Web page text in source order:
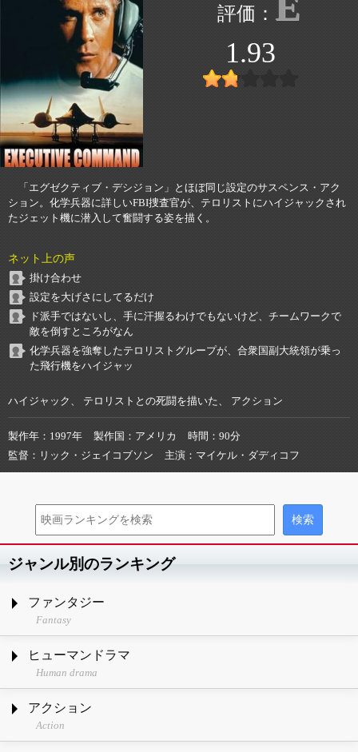
1.93
「エグゼクティブ・デシジョン」とほぼ同じ設定のサスペンス・アク
ション。化学兵器に詳しいFBI捜査官が、テロリストにハイジャックされ
たジェット機に潜入して奮闘する姿を描く。
ネット上の声
掛け合わせ
設定を大げさにしてるだけ
ド派手ではないし、手に汗握るわけでもないけど、チームワークで
敵を倒すところがなん
化学兵器を強奪したテロリストグループが、合衆国副大統領が乗っ
た飛行機をハイジャッ
ハイジャック、 テロリストとの死闘を描いた、 アクション
製作年 1997年 製作国 アメリカ 時間
90分
監督
リック・ジェイコブソン 主演 マイケル・ダディコフ
ジャンル別のランキング
ファンタジー
Fantasy
ヒューマンドラマ
Human drama
アクション
Action